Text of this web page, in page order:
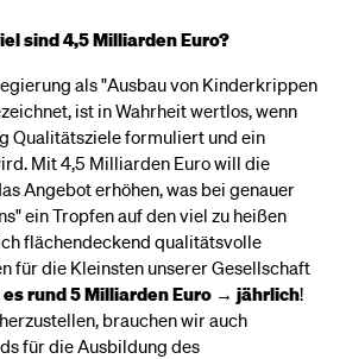
sind 4,5 Milliarden Euro?
als "Ausbau von Kinderkrippen
ist in Wahrheit wertlos, wenn
Qualitätsziele formuliert und ein
Mit 4,5 Milliarden Euro will die
Angebot erhöhen, was bei genauer
ein Tropfen auf den viel zu heißen
flächendeckend qualitätsvolle
für die Kleinsten unserer Gesellschaft
rund 5 Milliarden Euro → jährlich!
brauchen wir auch
für die Ausbildung des